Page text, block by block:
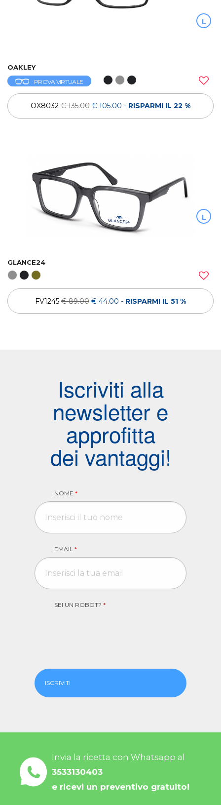
L
OAKLEY
PROVA VIRTUALE
OX8032 € 135.00 € 105.00 - RISPARMI IL 22 %
L
GLANCE24
FV1245 € 89.00 € 44.00 - RISPARMI IL 51 %
Iscriviti alla
newsletter e
approfitta
dei vantaggi!
NOME *
EMAIL *
SEI UN ROBOT? *
ISCRIVITI
Invia la ricetta con Whatsapp al
3533130403
e ricevi un preventivo gratuito!